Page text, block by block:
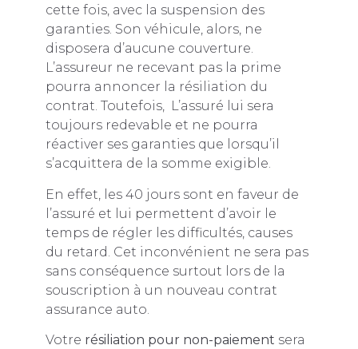
cette fois, avec la suspension des
garanties. Son véhicule, alors, ne
disposera d’aucune couverture.
L’assureur ne recevant pas la prime
pourra annoncer la résiliation du
contrat. Toutefois, L’assuré lui sera
toujours redevable et ne pourra
réactiver ses garanties que lorsqu’il
s’acquittera de la somme exigible.
En effet, les 40 jours sont en faveur de
l’assuré et lui permettent d’avoir le
temps de régler les difficultés, causes
du retard. Cet inconvénient ne sera pas
sans conséquence surtout lors de la
souscription à un nouveau contrat
assurance auto.
Votre résiliation pour non-paiement sera